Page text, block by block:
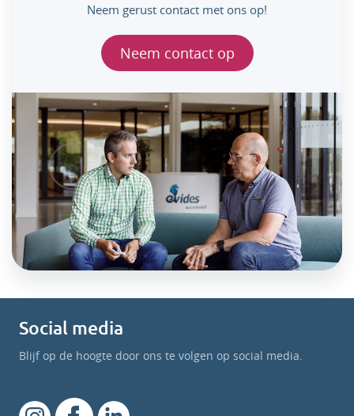
Neem gerust contact met ons op!
Neem contact op
Social media
Blijf op de hoogte door ons te volgen op social media.